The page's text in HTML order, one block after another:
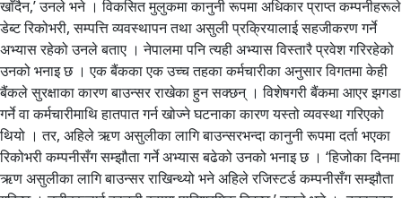
खाँदैन,’ उनले भने । विकसित मुलुकमा कानुनी रूपमा अधिकार प्राप्त कम्पनीहरूले
डेब्ट रिकोभरी, सम्पत्ति व्यवस्थापन तथा असुली प्रक्रियालाई सहजीकरण गर्ने
अभ्यास रहेको उनले बताए । नेपालमा पनि त्यही अभ्यास विस्तारै प्रवेश गरिरहेको
उनको भनाइ छ । एक बैंकका एक उच्च तहका कर्मचारीका अनुसार विगतमा केही
बैंकले सुरक्षाका कारण बाउन्सर राखेका हुन सक्छन् । विशेषगरी बैंकमा आएर झगडा
गर्ने वा कर्मचारीमाथि हातपात गर्न खोज्ने घटनाका कारण यस्तो व्यवस्था गरिएको
थियो । तर, अहिले ऋण असुलीका लागि बाउन्सरभन्दा कानुनी रूपमा दर्ता भएका
रिकोभरी कम्पनीसँग सम्झौता गर्ने अभ्यास बढेको उनको भनाइ छ । ‘हिजोका दिनमा
ऋण असुलीका लागि बाउन्सर राखिन्थ्यो भने अहिले रजिस्टर्ड कम्पनीसँग सम्झौता